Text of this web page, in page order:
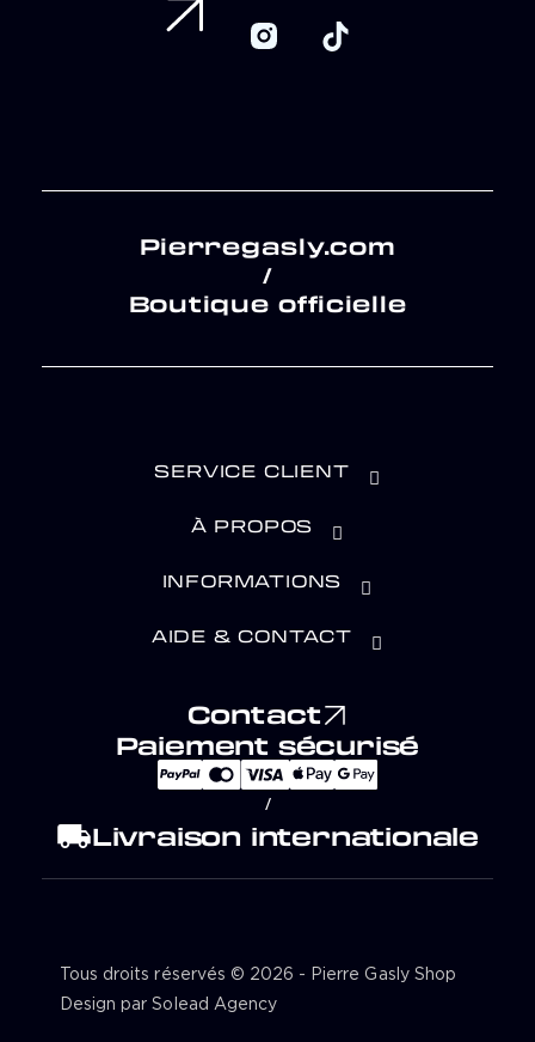
Pierregasly.com
/
Boutique officielle
SERVICE CLIENT
À PROPOS
INFORMATIONS
AIDE & CONTACT
Contact
Paiement sécurisé
/
local_shippingLivraison internationale
Tous droits réservés © 2026 - Pierre Gasly Shop
Design par Solead Agency